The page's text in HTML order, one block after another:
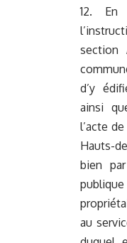
12.
section
d’y
ainsi
l’acte
Hauts-
bien
au